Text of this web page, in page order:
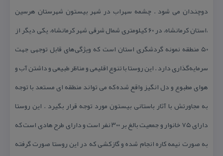
دوچندان می شود . چشمه سهراب در شهر بیستون شهرستان هرسین
،استان كرمانشاه، در ۶۰ كیلومتری شمال شرقی شهر كرمانشاه، یكی دیگر از
۵۰ منطقه نمونه گردشگری استان است كه ویژگی‌های قابل توجهی جهت
سرمایه‌گذاری دارد . این روستا با تنوع اقلیمی و مناظر طبیعی و داشتن آب و
هوای مطبوع و دل انگیز واقع شده كه می تواند منطقه ای مستعد با توجه
به مجاورتش با آثار باستانی بیستون مورد توجه قرار بگیرد . این روستا
دارای ۷۵ خانوار و جمعیت بالغ بر ۳۰۰ نفر است و دارای طرح هادی است كه
به صورت نیمه كاره انجام شده و گازكشی كه در این روستا صورت گرفته